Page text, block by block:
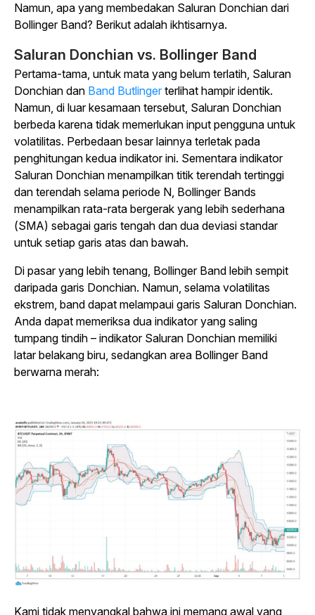
Namun, apa yang membedakan Saluran Donchian dari
Bollinger Band? Berikut adalah ikhtisarnya.
Saluran Donchian vs. Bollinger Band
Pertama-tama, untuk mata yang belum terlatih, Saluran
Donchian dan Band Butlinger terlihat hampir identik.
Namun, di luar kesamaan tersebut, Saluran Donchian
berbeda karena tidak memerlukan input pengguna untuk
volatilitas. Perbedaan besar lainnya terletak pada
penghitungan kedua indikator ini. Sementara indikator
Saluran Donchian menampilkan titik terendah tertinggi
dan terendah selama periode N, Bollinger Bands
menampilkan rata-rata bergerak yang lebih sederhana
(SMA) sebagai garis tengah dan dua deviasi standar
untuk setiap garis atas dan bawah.
Di pasar yang lebih tenang, Bollinger Band lebih sempit
daripada garis Donchian. Namun, selama volatilitas
ekstrem, band dapat melampaui garis Saluran Donchian.
Anda dapat memeriksa dua indikator yang saling
tumpang tindih – indikator Saluran Donchian memiliki
latar belakang biru, sedangkan area Bollinger Band
berwarna merah:
Kami tidak menyangkal bahwa ini memang awal yang